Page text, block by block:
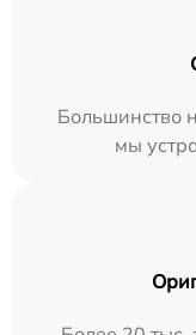
Большинство
мы